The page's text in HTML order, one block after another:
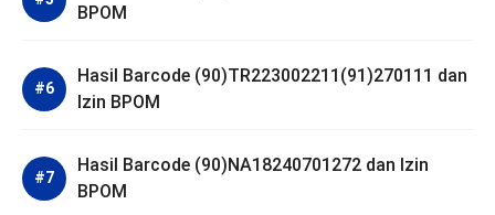
BPOM
Hasil Barcode (90)TR223002211(91)270111 dan
Izin BPOM
Hasil Barcode (90)NA18240701272 dan Izin
BPOM